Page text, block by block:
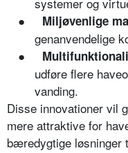
● Miljøvenlige
genanvendelige
●
udføre flere
vanding.
Disse innovationer vil
mere attraktive for
bæredygtige løsninger